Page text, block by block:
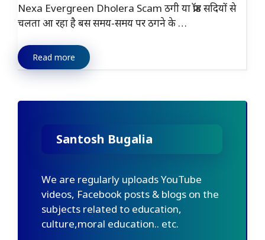
Nexa Evergreen Dholera Scam ठगी या फ्रॉड सदियों से
चलता आ रहा है बस समय-समय पर ठगने के …
Read more
Santosh Bugalia
We are regularly uploads YouTube
videos, Facebook posts & blogs on the
subjects related to education,
culture,moral education.. etc.